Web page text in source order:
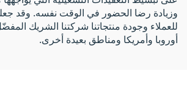
وزيادة رضا الحضور في الوقت نفسه. وقد
للعملاء وجودة منتجاتنا شركتنا الشريك
أوروبا وأمريكا ومناطق بعيدة أخرى.